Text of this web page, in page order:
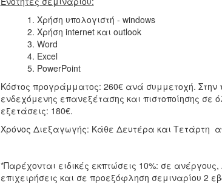
Χρήση υπολογιστή - windows
Χρήση internet και outlook
Word
Excel
PowerPoint
Κόστος προγράμματος: 260€ ανά συμμετοχή. Στην
ενδεχόμενης επανεξέτασης και πιστοποίησης σε
εξετάσεις: 180€.
Χρόνος Διεξαγωγής: Κάθε Δευτέρα και Τετάρτη
*Παρέχονται ειδικές εκπτώσεις 10%: σε
επιχειρήσεις και σε προεξόφληση σεμιναρίου 2